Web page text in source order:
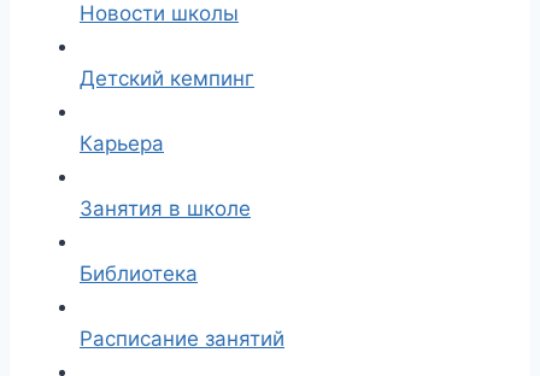
Новости школы
Детский кемпинг
Карьера
Занятия в школе
Библиотека
Расписание занятий